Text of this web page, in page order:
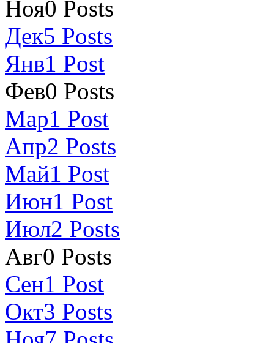
Ноя0 Posts
Дек5 Posts
Янв1 Post
Фев0 Posts
Мар1 Post
Апр2 Posts
Май1 Post
Июн1 Post
Июл2 Posts
Авг0 Posts
Сен1 Post
Окт3 Posts